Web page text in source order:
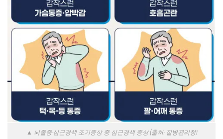
▲ 뇌졸중·심근경색 조기증상 중 심근경색 증상 (출처: 질병관리청)